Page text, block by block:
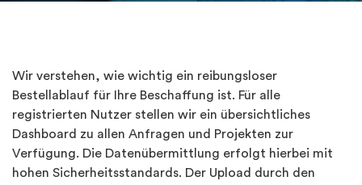
Wir verstehen, wie wichtig ein reibungsloser
Bestellablauf für Ihre Beschaffung ist. Für alle
registrierten Nutzer stellen wir ein übersichtliches
Dashboard zu allen Anfragen und Projekten zur
Verfügung. Die Datenübermittlung erfolgt hierbei mit
hohen Sicherheitsstandards. Der Upload durch den